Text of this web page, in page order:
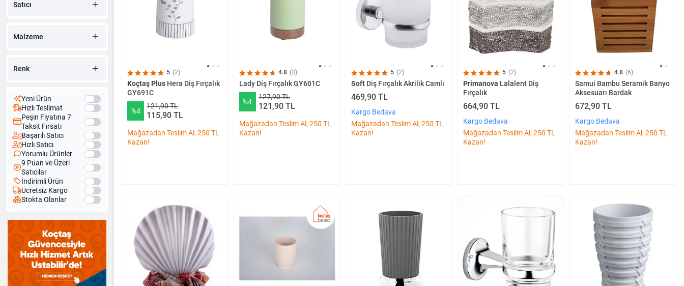
Banyo Ürünleri
Satıcı
Malzeme
Renk
Yeni Ürün
Hızlı Teslimat
Peşin Fiyatına 7
Taksit Fırsatı
Başarılı Satıcı
Hızlı Satıcı
Yorumlu Ürünler
9 Puan ve Üzeri
Satıcılar
İndirimli Ürün
Ücretsiz Kargo
Stokta Olanlar
5 (2)
Koçtaş Plus Hera Diş Fırçalık
GY691C
%4
121,90 TL
115,90 TL
Mağazadan Teslim Al, 250 TL
Kazan!
4.8 (3)
Lady Diş Fırçalık GY601C
%4
127,90 TL
121,90 TL
Mağazadan Teslim Al, 250 TL
Kazan!
5 (2)
SoftDiş Fırçalık Akrilik Camlı
469,90 TL
Kargo Bedava
Mağazadan Teslim Al, 250 TL
Kazan!
5 (2)
Primanova Lalalent Diş
Fırçalık
664,90 TL
Kargo Bedava
Mağazadan Teslim Al, 250 TL
Kazan!
4.8 (6)
Samui Bambu Seramik Banyo
Aksesuarı Bardak
672,90 TL
Kargo Bedava
Mağazadan Teslim Al, 250 TL
Kazan!